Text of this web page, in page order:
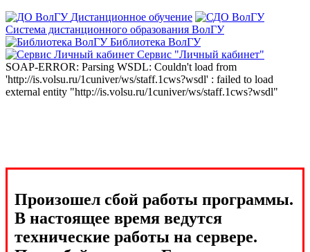
Дистанционное обучение
Система дистанционного образования ВолГУ
Библиотека ВолГУ
Сервис "Личный кабинет"
SOAP-ERROR: Parsing WSDL: Couldn't load from
'http://is.volsu.ru/1cuniver/ws/staff.1cws?wsdl' : failed to load
external entity "http://is.volsu.ru/1cuniver/ws/staff.1cws?wsdl"
Произошел сбой работы программы.
В настоящее время ведутся
технические работы на сервере.